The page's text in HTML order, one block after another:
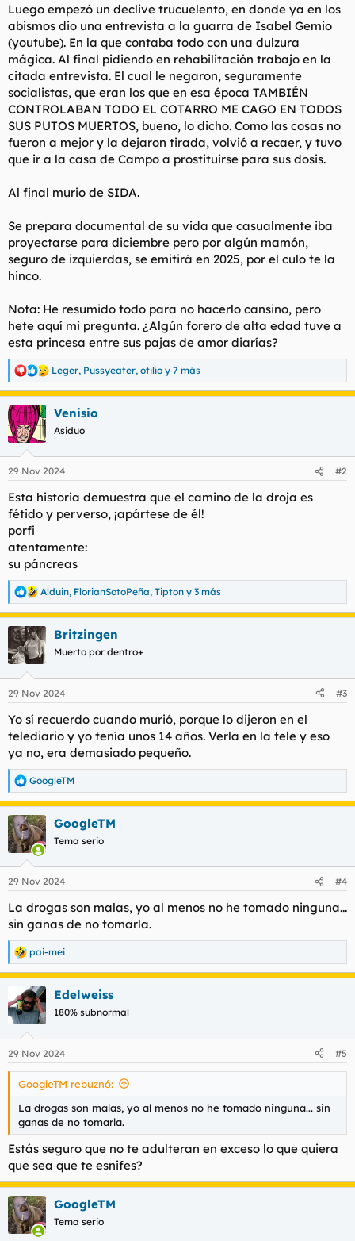
Luego empezó un declive trucuelento, en donde ya en los
abismos dio una entrevista a la guarra de Isabel Gemio
(youtube). En la que contaba todo con una dulzura
mágica. Al final pidiendo en rehabilitación trabajo en la
citada entrevista. El cual le negaron, seguramente
socialistas, que eran los que en esa época TAMBIÉN
CONTROLABAN TODO EL COTARRO ME CAGO EN TODOS
SUS PUTOS MUERTOS, bueno, lo dicho. Como las cosas no
fueron a mejor y la dejaron tirada, volvió a recaer, y tuvo
que ir a la casa de Campo a prostituirse para sus dosis.
Al final murio de SIDA.
Se prepara documental de su vida que casualmente iba
proyectarse para diciembre pero por algún mamón,
seguro de izquierdas, se emitirá en 2025, por el culo te la
hinco.
Nota: He resumido todo para no hacerlo cansino, pero
hete aquí mi pregunta. ¿Algún forero de alta edad tuve a
esta princesa entre sus pajas de amor diarías?
R
e
a
c
c
i
e
:
Leger, Pussyeater, otilio y 7 más
Venisio
Asiduo
29 Nov 2024 #2
Esta historia demuestra que el camino de la droja es
fétido y perverso, ¡apártese de él!
porfi
atentamente:
su páncreas
R
e
a
c
c
i
e
:
Alduin, FlorianSotoPeña, Tipton y 3 más
Britzingen
Muerto por dentro+
29 Nov 2024 #3
Yo sí recuerdo cuando murió, porque lo dijeron en el
telediario y yo tenía unos 14 años. Verla en la tele y eso
ya no, era demasiado pequeño.
R
e
a
c
c
i
e
:
GoogleTM
GoogleTM
Tema serio
29 Nov 2024 #4
La drogas son malas, yo al menos no he tomado ninguna...
sin ganas de no tomarla.
R
e
a
c
c
i
e
s
pai-mei
Edelweiss
180% subnormal
29 Nov 2024 #5
GoogleTM rebuznó:
La drogas son malas, yo al menos no he tomado ninguna... sin
ganas de no tomarla.
Estás seguro que no te adulteran en exceso lo que quiera
que sea que te esnifes?
GoogleTM
Tema serio